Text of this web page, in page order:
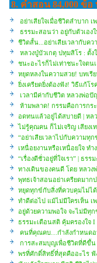
8. คำสอน 84,000 ข้
อย่าเสียใจเมื่อชีวิตลำบาก
ธรรมะสอนว่า อยู่กับตัวเอง
ชีวิตสั้น...อย่าเสียเวลากับค
หลวงปู่บัวเกตุ ปทุมสิโร : ตั้
ชนะอะไรก็ไม่เท่าชนะใจตน
หยุดหลงในความสวย! บทเรี
ยิ่งเครียดยิ่งต้องฟัง! วิธีแก้โ
เวลามีค่ากับชีวิต หลวงพ่อ
ห้ามพลาด! กรรมคือการกร
อดทนแล้วอยู่ได้สบายดี | ห
ไม่รู้คุณคน ก็ไม่เจริญ เสียง
“อย่าเสียเวลาไปกับความ
เหนื่อยงานหรือเหนื่อยใจ ท
“เรื่องดีชั่วอยู่ที่ใจเรา” | ธ
ทางเดินของคนดี โดย หลว
พุทธเจ้าสอนอย่าเครียดมาก
หยุดทุกข์กับสิ่งที่ควบคุมไม่ได้
ทำดีต่อไป แม้ไม่มีใครเห็น เ
อยู่ด้วยความพอใจ จะไม่มี
ธรรมะเตือนสติ คุ้มครองใ
คนที่คุณคบ…กำลังกำหนดอ
การสะสมบุญเพื่อชีวิตที่ดีขึ้
พรที่ศักดิ์สิทธิ์ที่สุดคืออะไร ฟั